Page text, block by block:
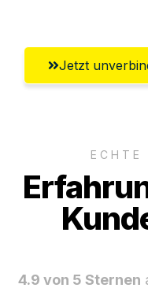
Jetzt
ECHTE
4.9 von 5 Sternen